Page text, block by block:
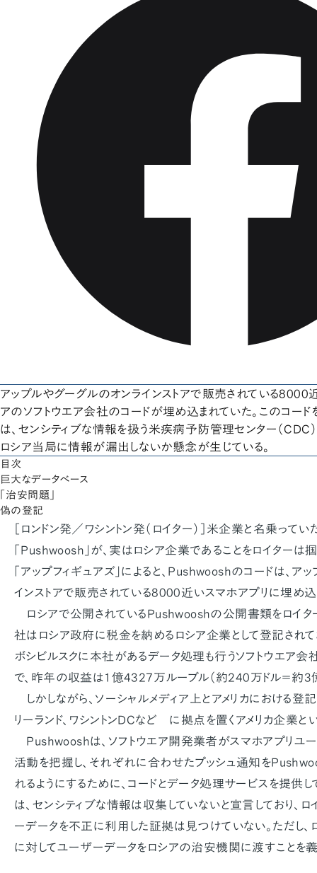
アップルやグーグルのオンラインストアで販売されている8000
アのソフトウエア会社のコードが埋め込まれていた。このコード
は、センシティブな情報を扱う米疾病予防管理センター（CDC
ロシア当局に情報が漏出しないか懸念が生じている。
目次
巨大なデータベース
「治安問題」
偽の登記
［ロンドン発／ワシントン発（ロイター）］米企業と名乗って
「Pushwoosh」が、実はロシア企業であることをロイターは
「アップフィギュアズ」によると、Pushwooshのコードは、ア
インストアで販売されている8000近いスマホアプリに埋め込
ロシアで公開されているPushwooshの公開書類をロイタ
社はロシア政府に税金を納めるロシア企業として登記されて
ボシビルスクに本社があるデータ処理も行うソフトウエア
で、昨年の収益は1億4327万ルーブル（約240万ドル＝約3
しかしながら、ソーシャルメディア上とアメリカにおける登記
リーランド、ワシントンDCなど に拠点を置くアメリカ企業と
Pushwooshは、ソフトウエア開発業者がスマホアプリユ
活動を把握し、それぞれに合わせたプッシュ通知を
れるようにするために、コードとデータ処理サービスを提供し
は、センシティブな情報は収集していないと宣言しており、
ーデータを不正に利用した証拠は見つけていない。ただし
に対してユーザーデータをロシアの治安機関に渡すことを